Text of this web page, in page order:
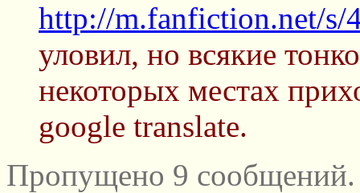
http://m.fanfiction.net/s/
уловил, но всякие
некоторых местах
google translate.
Пропущено 9